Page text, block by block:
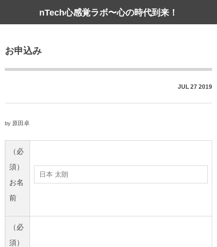
nTech心感覚ラボ〜心の時代到来！
お申込み
JUL 27 2019
by 原田卓
（必
須）
お名
前
（必
須）